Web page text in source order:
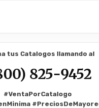
tus Catalogos llamando al
825-9452
#VentaPorCatalogo